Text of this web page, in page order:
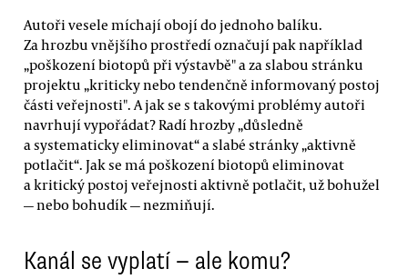
Autoři vesele míchají obojí do jednoho balíku.
Za hrozbu vnějšího prostředí označují pak například
„poškození biotopů při výstavbě" a za slabou stránku
projektu „kriticky nebo tendenčně informovaný postoj
části veřejnosti". A jak se s takovými problémy autoři
navrhují vypořádat? Radí hrozby „důsledně
a systematicky eliminovat“ a slabé stránky „aktivně
potlačit“. Jak se má poškození biotopů eliminovat
a kritický postoj veřejnosti aktivně potlačit, už bohužel
— nebo bohudík — nezmiňují.
Kanál se vyplatí — ale komu?